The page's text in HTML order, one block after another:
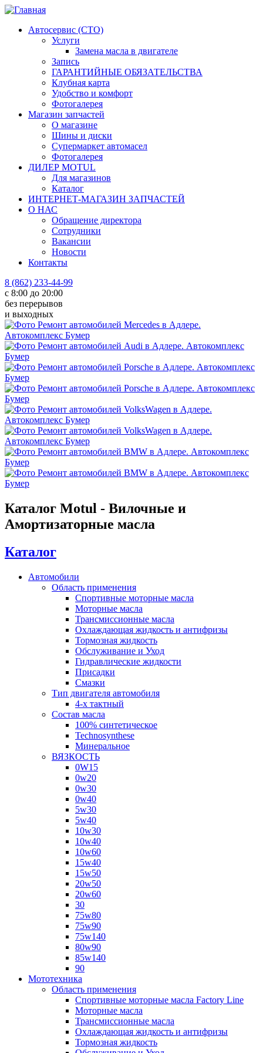
Автосервис (СТО)
Услуги
Замена масла в двигателе
Запись
ГАРАНТИЙНЫЕ ОБЯЗАТЕЛЬСТВА
Клубная карта
Удобство и комфорт
Фотогалерея
Магазин запчастей
О магазине
Шины и диски
Супермаркет автомасел
Фотогалерея
ДИЛЕР MOTUL
Для магазинов
Каталог
ИНТЕРНЕТ-МАГАЗИН ЗАПЧАСТЕЙ
О НАС
Обращение директора
Сотрудники
Вакансии
Новости
Контакты
8 (862) 233-44-99
с 8:00 до 20:00
без перерывов
и выходных
Каталог Motul - Вилочные и
Амортизаторные масла
Каталог
Автомобили
Область применения
Спортивные моторные масла
Моторные масла
Трансмиссионные масла
Охлаждающая жидкость и антифризы
Тормозная жидкость
Обслуживание и Уход
Гидравлические жидкости
Присадки
Смазки
Тип двигателя автомобиля
4-х тактный
Состав масла
100% синтетическое
Technosynthese
Минеральное
ВЯЗКОСТЬ
0W15
0w20
0w30
0w40
5w30
5w40
10w30
10w40
10w60
15w40
15w50
20w50
20w60
30
75w80
75w90
75w140
80w90
85w140
90
Мототехника
Область применения
Спортивные моторные масла Factory Line
Моторные масла
Трансмиссионные масла
Охлаждающая жидкость и антифризы
Тормозная жидкость